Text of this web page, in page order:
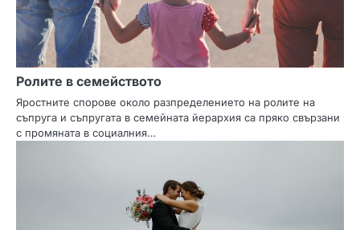
Ролите в семейството
Яростните спорове около разпределението на ролите на
съпруга и съпругата в семейната йерархия са пряко свързани
с промяната в социалния…